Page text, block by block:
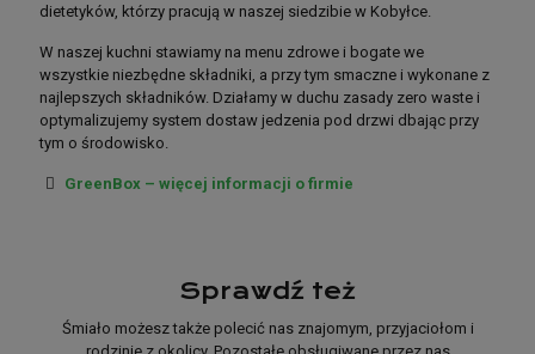
połączyliśmy pasję do gotowania z pasją do zdrowego
odżywiania.
Pomagamy naszym Klientom realizować żywieniowe oraz
sportowe cele i marzenia. Jest to możliwe, dzięki starannie
dietetyków, którzy pracują w naszej siedzibie w Kobyłce.
optymalizujemy system dostaw jedzenia pod drzwi dbając przy
tym o środowisko.
dietetyków, którzy pracują w naszej siedzibie w Kobyłce.
W naszej kuchni stawiamy na menu zdrowe i bogate we
wszystkie niezbędne składniki, a przy tym smaczne i wykonane z
najlepszych składników. Działamy w duchu zasady zero waste i
optymalizujemy system dostaw jedzenia pod drzwi dbając przy
tym o środowisko.
GreenBox – więcej informacji o firmie
Sprawdź też
Śmiało możesz także polecić nas znajomym, przyjaciołom i